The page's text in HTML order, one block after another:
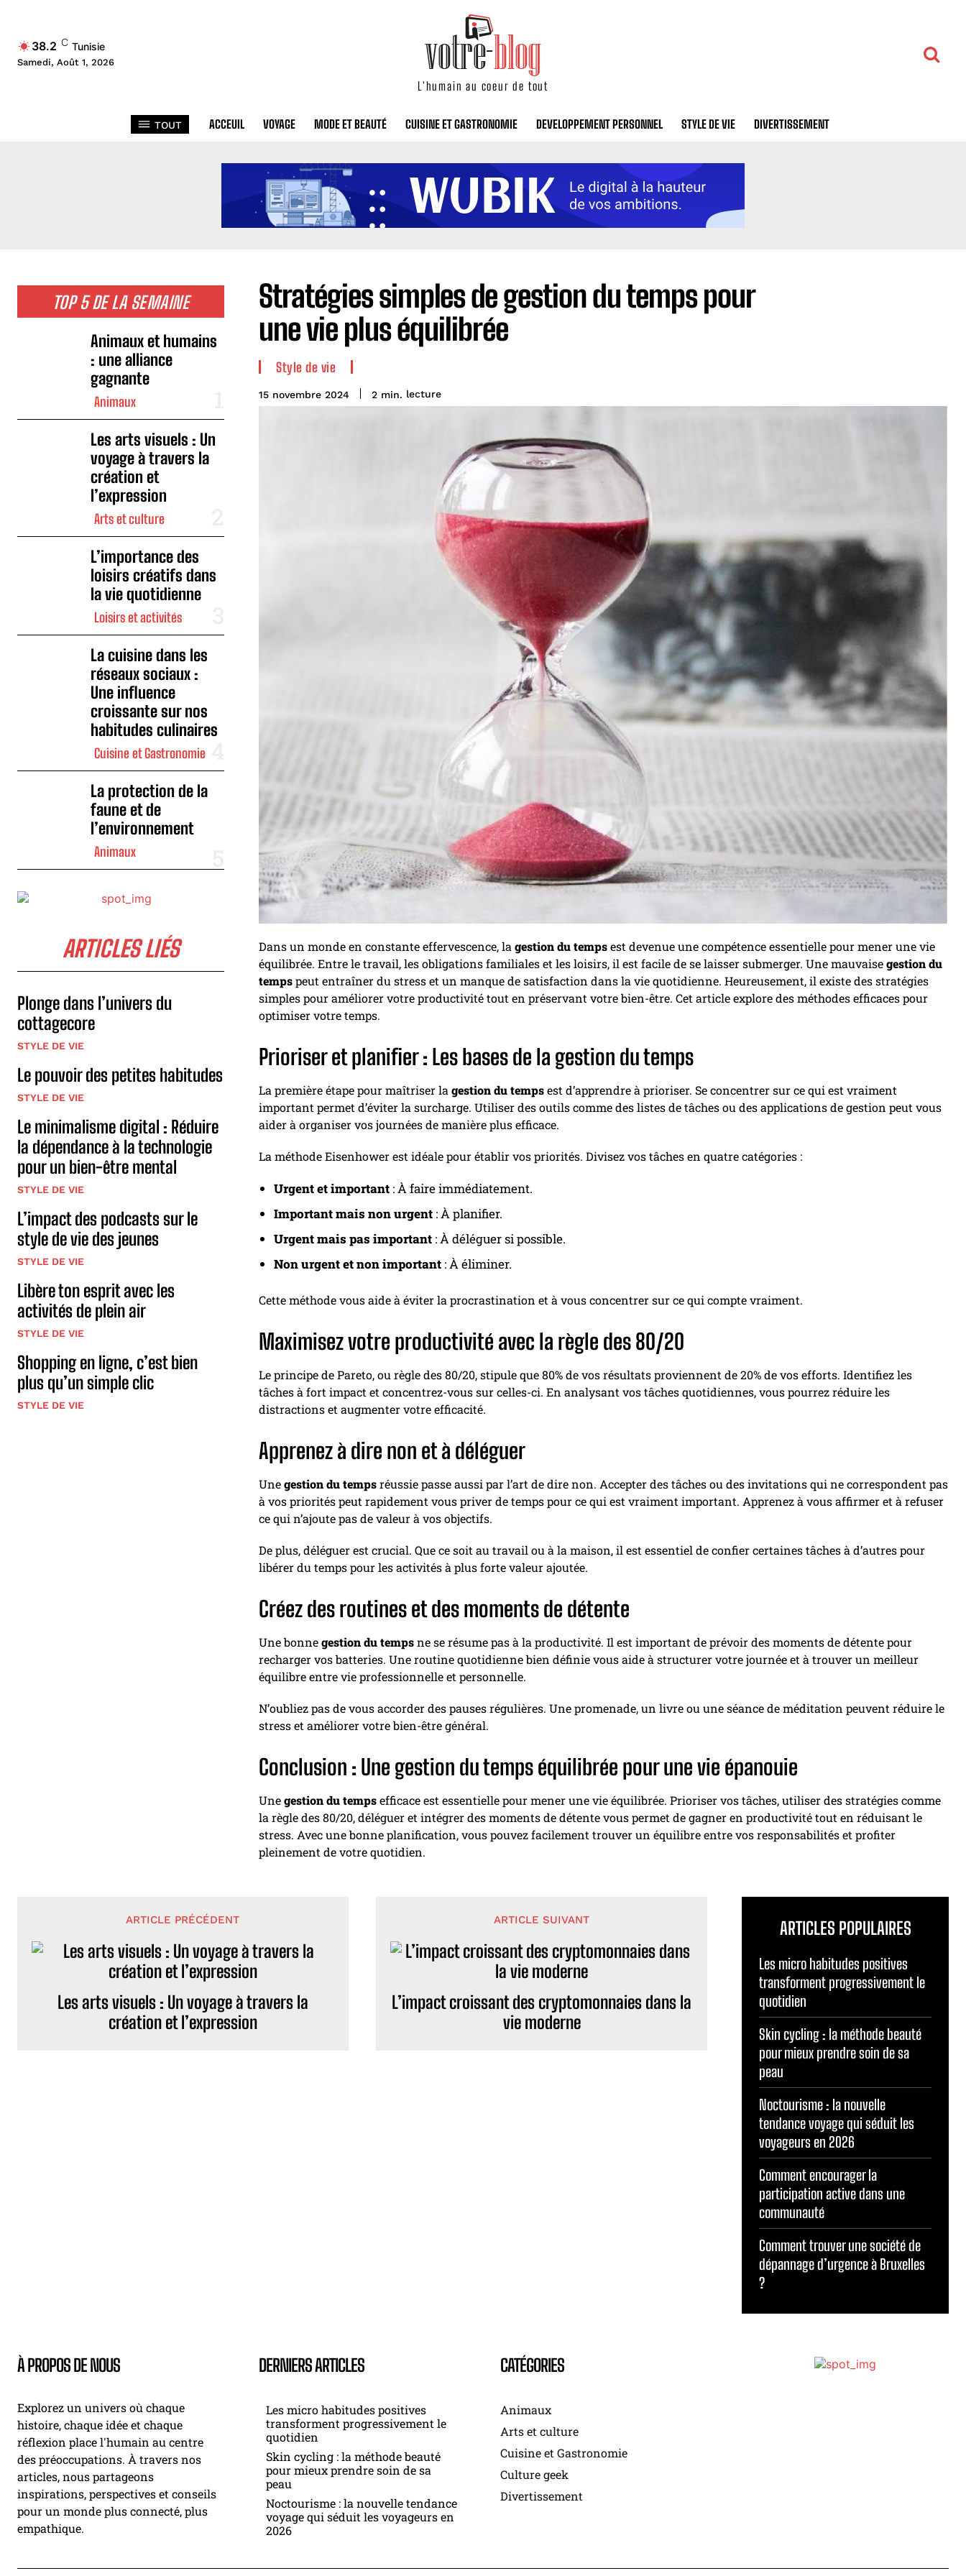
38.2 C Tunisie
Samedi, Août 1, 2026
L'humain au coeur de tout
TOUT ACCEUIL VOYAGE MODE ET BEAUTÉ CUISINE ET GASTRONOMIE DEVELOPPEMENT PERSONNEL STYLE DE VIE DIVERTISSEMENT
TOP 5 DE LA SEMAINE
Animaux et humains
: une alliance
gagnante
Animaux
Les arts visuels : Un
voyage à travers la
création et
l’expression
Arts et culture
L’importance des
loisirs créatifs dans
la vie quotidienne
Loisirs et activités
La cuisine dans les
réseaux sociaux :
Une influence
croissante sur nos
habitudes culinaires
Cuisine et Gastronomie
La protection de la
faune et de
l’environnement
Animaux
ARTICLES LIÉS
Plonge dans l’univers du
cottagecore
STYLE DE VIE
Le pouvoir des petites habitudes
STYLE DE VIE
Le minimalisme digital : Réduire
la dépendance à la technologie
pour un bien-être mental
STYLE DE VIE
L’impact des podcasts sur le
style de vie des jeunes
STYLE DE VIE
Libère ton esprit avec les
activités de plein air
STYLE DE VIE
Shopping en ligne, c’est bien
plus qu’un simple clic
STYLE DE VIE
Stratégies simples de gestion du temps pour
une vie plus équilibrée
Style de vie
15 novembre 2024 2 min. lecture
Dans un monde en constante effervescence, lagestion du tempsest devenue une compétence essentielle pour mener une vie
équilibrée. Entre le travail, les obligations familiales et les loisirs, il est facile de se laisser submerger. Une mauvaisegestion du
tempspeut entraîner du stress et un manque de satisfaction dans la vie quotidienne. Heureusement, il existe des stratégies
simples pour améliorer votre productivité tout en préservant votre bien-être. Cet article explore des méthodes efficaces pour
optimiser votre temps.
Prioriser et planifier : Les bases de la gestion du temps
La première étape pour maîtriser lagestion du tempsest d’apprendre à prioriser. Se concentrer sur ce qui est vraiment
important permet d’éviter la surcharge. Utiliser des outils comme des listes de tâches ou des applications de gestion peut vous
aider à organiser vos journées de manière plus efficace.
La méthode Eisenhower est idéale pour établir vos priorités. Divisez vos tâches en quatre catégories :
Urgent et important : À faire immédiatement.
Important mais non urgent : À planifier.
Urgent mais pas important : À déléguer si possible.
Non urgent et non important : À éliminer.
Cette méthode vous aide à éviter la procrastination et à vous concentrer sur ce qui compte vraiment.
Maximisez votre productivité avec la règle des 80/20
Le principe de Pareto, ou règle des 80/20, stipule que 80% de vos résultats proviennent de 20% de vos efforts. Identifiez les
tâches à fort impact et concentrez-vous sur celles-ci. En analysant vos tâches quotidiennes, vous pourrez réduire les
distractions et augmenter votre efficacité.
Apprenez à dire non et à déléguer
Unegestion du tempsréussie passe aussi par l’art de dire non. Accepter des tâches ou des invitations qui ne correspondent pas
à vos priorités peut rapidement vous priver de temps pour ce qui est vraiment important. Apprenez à vous affirmer et à refuser
ce qui n’ajoute pas de valeur à vos objectifs.
De plus, déléguer est crucial. Que ce soit au travail ou à la maison, il est essentiel de confier certaines tâches à d’autres pour
libérer du temps pour les activités à plus forte valeur ajoutée.
Créez des routines et des moments de détente
Une bonnegestion du tempsne se résume pas à la productivité. Il est important de prévoir des moments de détente pour
recharger vos batteries. Une routine quotidienne bien définie vous aide à structurer votre journée et à trouver un meilleur
équilibre entre vie professionnelle et personnelle.
N’oubliez pas de vous accorder des pauses régulières. Une promenade, un livre ou une séance de méditation peuvent réduire le
stress et améliorer votre bien-être général.
Conclusion : Une gestion du temps équilibrée pour une vie épanouie
Unegestion du tempsefficace est essentielle pour mener une vie équilibrée. Prioriser vos tâches, utiliser des stratégies comme
la règle des 80/20, déléguer et intégrer des moments de détente vous permet de gagner en productivité tout en réduisant le
stress. Avec une bonne planification, vous pouvez facilement trouver un équilibre entre vos responsabilités et profiter
pleinement de votre quotidien.
ARTICLE PRÉCÉDENT
Les arts visuels : Un voyage à travers la
création et l’expression
ARTICLE SUIVANT
L’impact croissant des cryptomonnaies dans la
vie moderne
ARTICLES POPULAIRES
Les micro habitudes positives
transforment progressivement le
quotidien
Skin cycling : la méthode beauté
pour mieux prendre soin de sa
peau
Noctourisme : la nouvelle
tendance voyage qui séduit les
voyageurs en 2026
Comment encourager la
participation active dans une
communauté
Comment trouver une société de
dépannage d’urgence à Bruxelles
?
À PROPOS DE NOUS
Explorez un univers où chaque
histoire, chaque idée et chaque
réflexion place l'humain au centre
des préoccupations. À travers nos
articles, nous partageons
inspirations, perspectives et conseils
pour un monde plus connecté, plus
empathique.
DERNIERS ARTICLES
Les micro habitudes positives
transforment progressivement le
quotidien
Skin cycling : la méthode beauté
pour mieux prendre soin de sa
peau
Noctourisme : la nouvelle tendance
voyage qui séduit les voyageurs en
2026
CATÉGORIES
Animaux
Arts et culture
Cuisine et Gastronomie
Culture geek
Divertissement